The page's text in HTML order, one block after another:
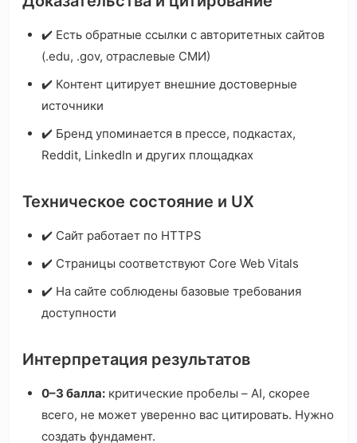
✔️ Есть обратные ссылки с авторитетных сайтов
(.edu, .gov, отраслевые СМИ)
✔️ Контент цитирует внешние достоверные
источники
✔️ Бренд упоминается в прессе, подкастах,
Reddit, LinkedIn и других площадках
Техническое состояние и UX
✔️ Сайт работает по HTTPS
✔️ Страницы соответствуют Core Web Vitals
✔️ На сайте соблюдены базовые требования
доступности
Интерпретация результатов
0–3 балла: критические пробелы – AI, скорее
всего, не может уверенно вас цитировать. Нужно
создать фундамент.